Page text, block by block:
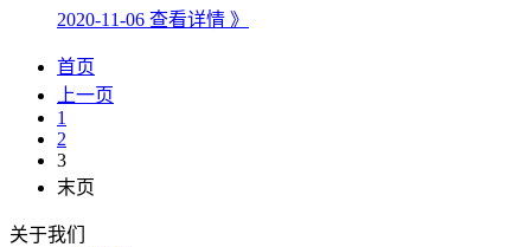
2020-11-06 查看详情 》
首页
上一页
1
2
3
末页
关于我们